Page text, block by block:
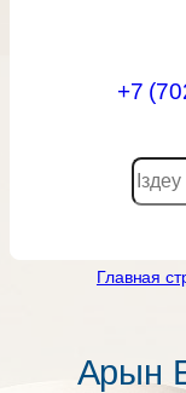
+7
П
о
к
Главная
Арын